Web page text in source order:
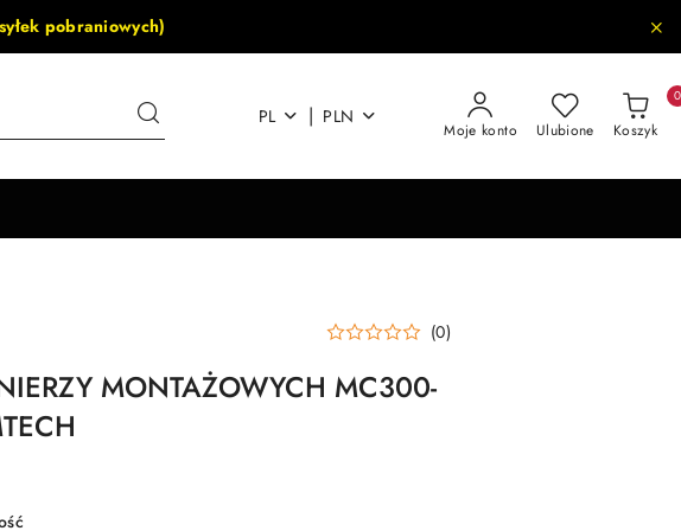
pobraniowych)
PL | PLN
Moje konto Ulubione Koszyk
0
(0)
MONTAŻOWYCH MC300-